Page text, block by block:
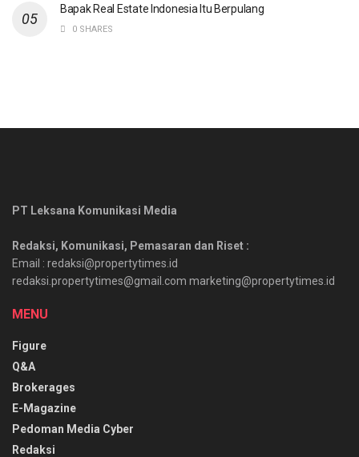
Bapak Real Estate Indonesia Itu Berpulang
0 SHARES
PT Leksana Komunikasi Media
Redaksi, Komunikasi, Pemasaran dan Riset :
Email : redaksi@propertytimes.id
redaksi.propertytimes@gmail.com marketing@propertytimes.id
MENU
Figure
Q&A
Brokerages
E-Magazine
Pedoman Media Cyber
Redaksi